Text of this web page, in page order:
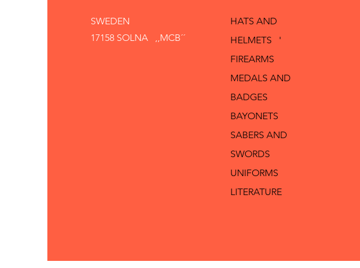
SWEDEN
17158 SOLNA ,,MCB´´
HATS AND
HELMETS '
FIREARMS
MEDALS AND
BADGES
BAYONETS
SABERS AND
SWORDS
UNIFORMS
LITERATURE